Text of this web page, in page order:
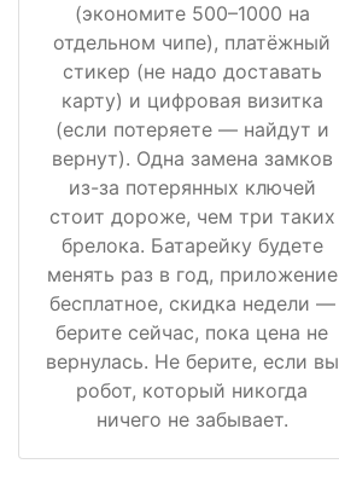
(экономите 500–1000 на
отдельном чипе), платёжный
стикер (не надо доставать
карту) и цифровая визитка
(если потеряете — найдут и
вернут). Одна замена замков
из-за потерянных ключей
стоит дороже, чем три таких
брелока. Батарейку будете
менять раз в год, приложение
бесплатное, скидка недели —
берите сейчас, пока цена не
вернулась. Не берите, если вы
робот, который никогда
ничего не забывает.